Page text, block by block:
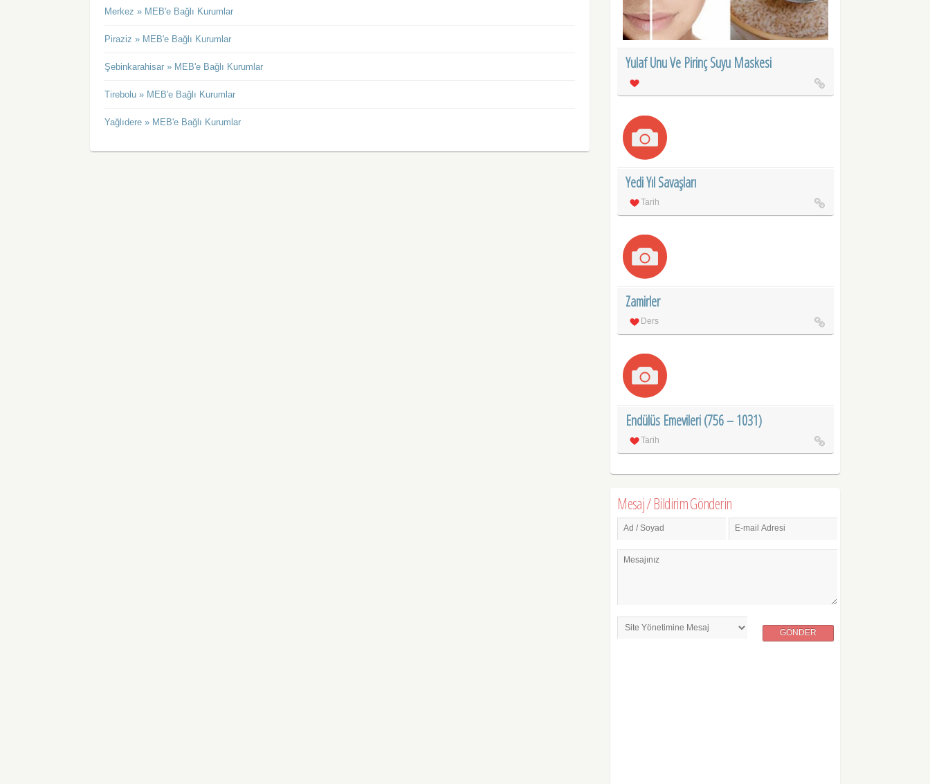
Merkez » MEB'e Bağlı Kurumlar
Piraziz » MEB'e Bağlı Kurumlar
Şebinkarahisar » MEB'e Bağlı Kurumlar
Tirebolu » MEB'e Bağlı Kurumlar
Yağlıdere » MEB'e Bağlı Kurumlar
Yulaf Unu Ve Pirinç Suyu Maskesi
Yedi Yıl Savaşları
Tarih
Zamirler
Ders
Endülüs Emevileri (756 – 1031)
Tarih
Mesaj / Bildirim Gönderin
Ad / Soyad E-mail Adresi
Mesajınız
GÖNDER